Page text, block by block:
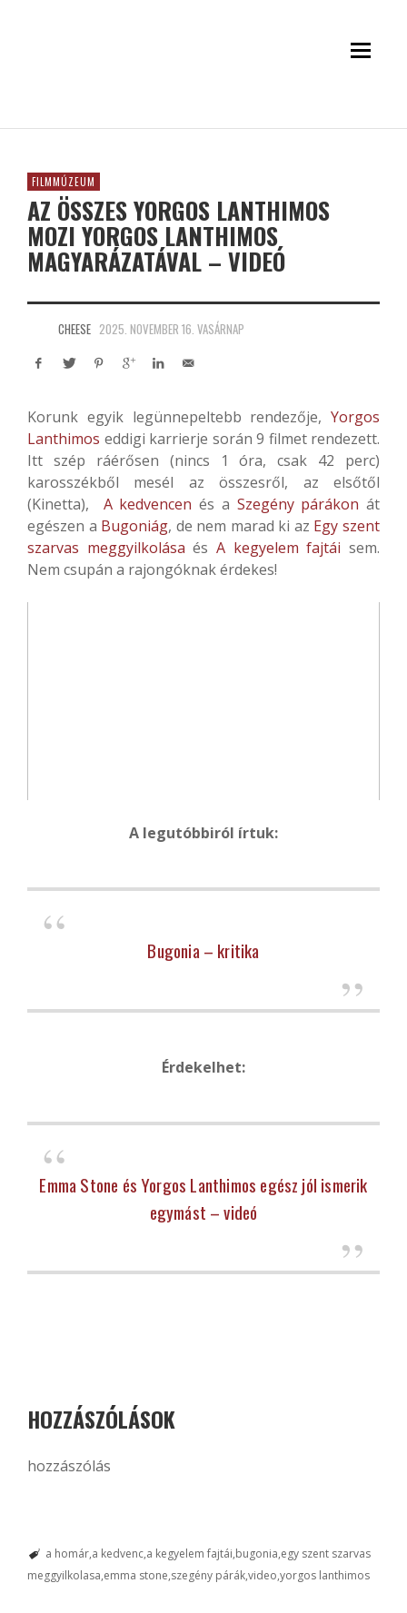
FILMMÚZEUM
AZ ÖSSZES YORGOS LANTHIMOS
MOZI YORGOS LANTHIMOS
MAGYARÁZATÁVAL – VIDEÓ
CHEESE 2025. NOVEMBER 16. VASÁRNAP
Korunk egyik legünnepeltebb rendezője, Yorgos
Lanthimos eddigi karrierje során 9 filmet rendezett.
Itt szép ráérősen (nincs 1 óra, csak 42 perc)
karosszékből mesél az összesről, az elsőtől
(Kinetta), A kedvencen és a Szegény párákon át
egészen a Bugoniág, de nem marad ki az Egy szent
szarvas meggyilkolása ésA kegyelem fajtái sem.
Nem csupán a rajongóknak érdekes!
A legutóbbiról írtuk:
Bugonia – kritika
Érdekelhet:
Emma Stone és Yorgos Lanthimos egész jól ismerik
egymást – videó
HOZZÁSZÓLÁSOK
hozzászólás
a homár a kedvenc a kegyelem fajtái bugonia egy szent szarvas
meggyilkolasa emma stone szegény párákvideo yorgos lanthimos